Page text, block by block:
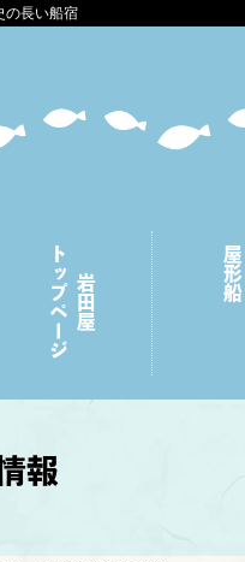
の長い船宿
岩田屋
トップページ 屋形船
報